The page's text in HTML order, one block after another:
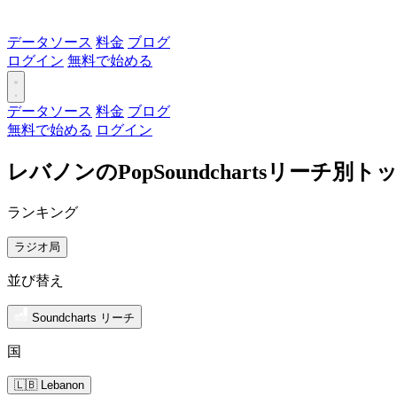
データソース 料金 ブログ
ログイン 無料で始める
データソース 料金 ブログ
無料で始める ログイン
レバノンのPopSoundchartsリーチ別ト
ランキング
ラジオ局
並び替え
Soundcharts リーチ
国
🇱🇧 Lebanon